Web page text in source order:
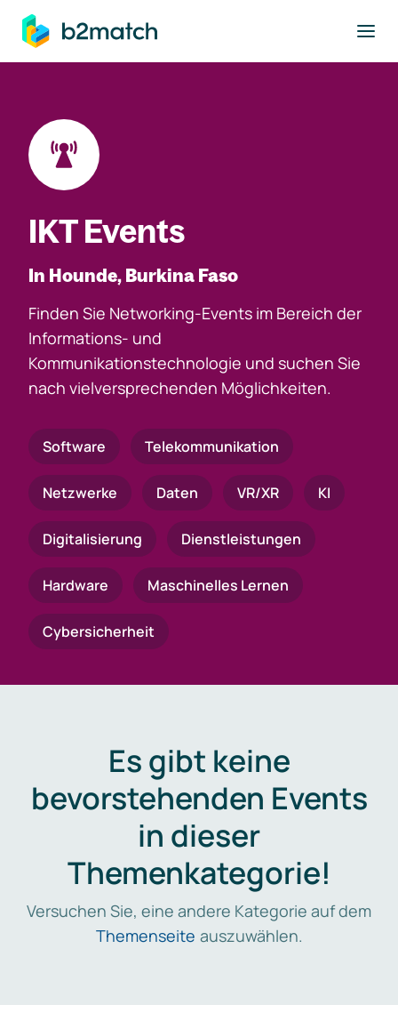
springen
IKT Events
In Hounde, Burkina Faso
Finden Sie Networking-Events im Bereich der
Informations- und
Kommunikationstechnologie und suchen Sie
nach vielversprechenden Möglichkeiten.
Software Telekommunikation
Netzwerke Daten VR/XR KI
Digitalisierung Dienstleistungen
Hardware Maschinelles Lernen
Cybersicherheit
Es gibt keine
bevorstehenden Events
in dieser
Themenkategorie!
Versuchen Sie, eine andere Kategorie auf dem
Themenseite auszuwählen.